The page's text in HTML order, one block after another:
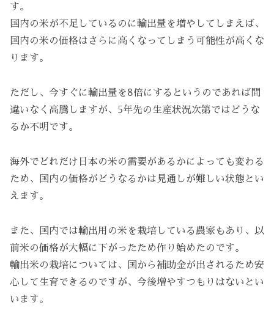
す。
国内の米が不足しているのに輸出量を増やしてしまえば、
国内の米の価格はさらに高くなってしまう可能性が高くな
ります。
ただし、今すぐに輸出量を8倍にするというのであれば間
違いなく高騰しますが、5年先の生産状況次第ではどうな
るか不明です。
海外でどれだけ日本の米の需要があるかによっても変わる
ため、国内の価格がどうなるかは見通しが難しい状態とい
えます。
また、国内では輸出用の米を栽培している農家もあり、以
前米の価格が大幅に下がったため作り始めたのです。
輸出米の栽培については、国から補助金が出されるため安
心して生育できるのですが、今後増やすつもりはないとい
います。